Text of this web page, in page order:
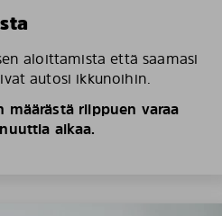
aloittamista että saamasi
autosi ikkunoihin.
määrästä riippuen varaa
aikaa.